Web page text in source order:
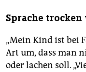
Sprache trocken
„Mein Kind ist bei
Art um, dass man
oder lachen soll.